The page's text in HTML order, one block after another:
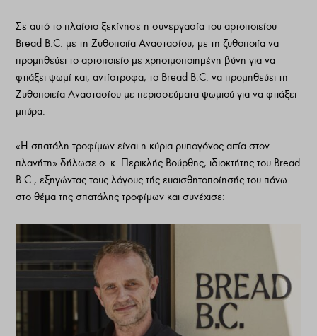
Σε αυτό το πλαίσιο ξεκίνησε η συνεργασία του αρτοποιείου
Bread B.C. με τη Ζυθοποιία Αναστασίου, με τη ζυθοποιία να
προμηθεύει το αρτοποιείο με χρησιμοποιημένη βύνη για να
φτιάξει ψωμί και, αντίστροφα, το Bread B.C. να προμηθεύει τη
Ζυθοποιεία Αναστασίου με περισσεύματα ψωμιού για να φτιάξει
μπύρα.
«Η σπατάλη τροφίμων είναι η κύρια ρυπογόνος αιτία στον
πλανήτη» δήλωσε ο κ. Περικλής Βούρθης, ιδιοκτήτης του Bread
B.C., εξηγώντας τους λόγους τής ευαισθητοποίησής του πάνω
στο θέμα της σπατάλης τροφίμων και συνέχισε: